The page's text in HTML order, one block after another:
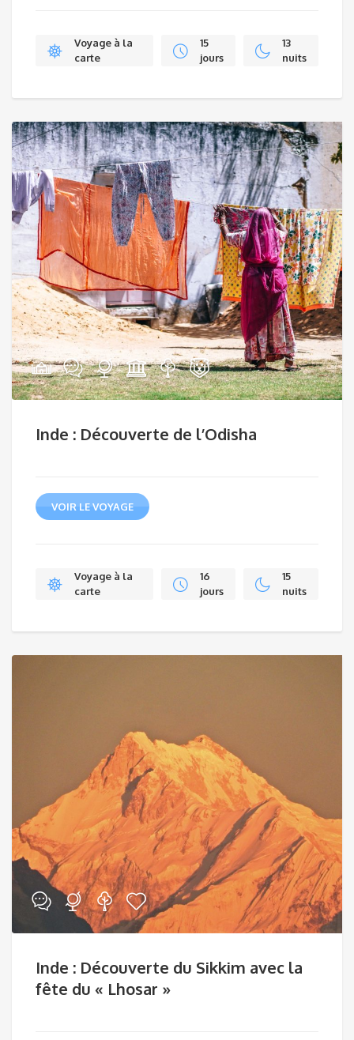
Voyage à la
carte
15
jours
13
nuits
Inde : Découverte de l’Odisha
VOIR LE VOYAGE
Voyage à la
carte
16
jours
15
nuits
Inde : Découverte du Sikkim avec la
fête du « Lhosar »